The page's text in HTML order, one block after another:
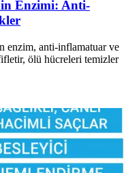
Enzimi: Anti-
enzim, anti-inflamatuar ve
ölü hücreleri temizler